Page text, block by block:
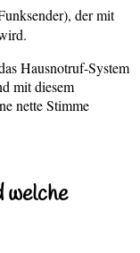
der mit
Hausnotruf-System
mit diesem
nette Stimme
welche